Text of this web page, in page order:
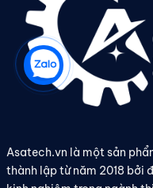
Asatech.vn là một sản
thành lập từ năm 2018 bởi